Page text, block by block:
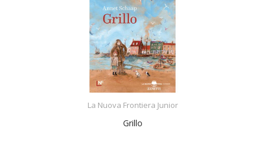
La Nuova Frontiera Junior
Grillo